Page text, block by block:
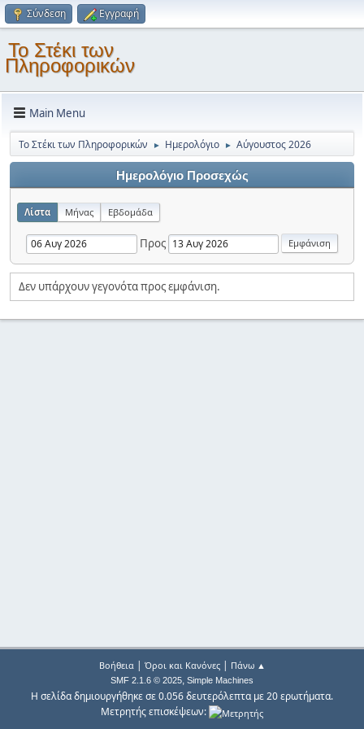
Σύνδεση Εγγραφή
Το Στέκι των
Πληροφορικών
Main Menu
Το Στέκι των Πληροφορικών ► Ημερολόγιο ► Αύγουστος 2026
Ημερολόγιο Προσεχώς
Λίστα Μήνας Εβδομάδα
Προς
Δεν υπάρχουν γεγονότα προς εμφάνιση.
Βοήθεια| Όροι και Κανόνες| Πάνω ▲
SMF 2.1.6 © 2025, Simple Machines
Η σελίδα δημιουργήθηκε σε 0.056 δευτερόλεπτα με 20 ερωτήματα.
Μετρητής επισκέψεων: